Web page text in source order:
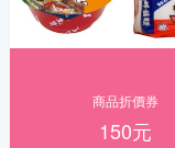
商品折價券
150元